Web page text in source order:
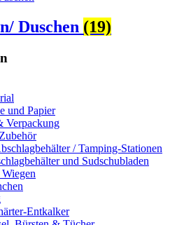
Duschen (19)
und Papier
Verpackung
/ Tamping-Stationen
und Sudschubladen
Entkalker